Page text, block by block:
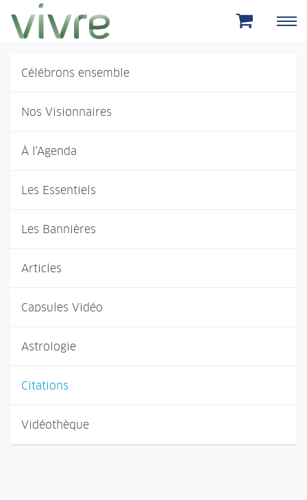
Aller au menu principal
Aller au contenu principal
Célébrons ensemble
Nos Visionnaires
À l'Agenda
Les Essentiels
Les Bannières
Articles
Capsules Vidéo
Astrologie
Citations
Vidéothèque